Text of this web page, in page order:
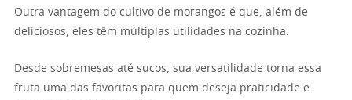
Outra vantagem do cultivo de morangos é que, além de
deliciosos, eles têm múltiplas utilidades na cozinha.
Desde sobremesas até sucos, sua versatilidade torna essa
fruta uma das favoritas para quem deseja praticidade e